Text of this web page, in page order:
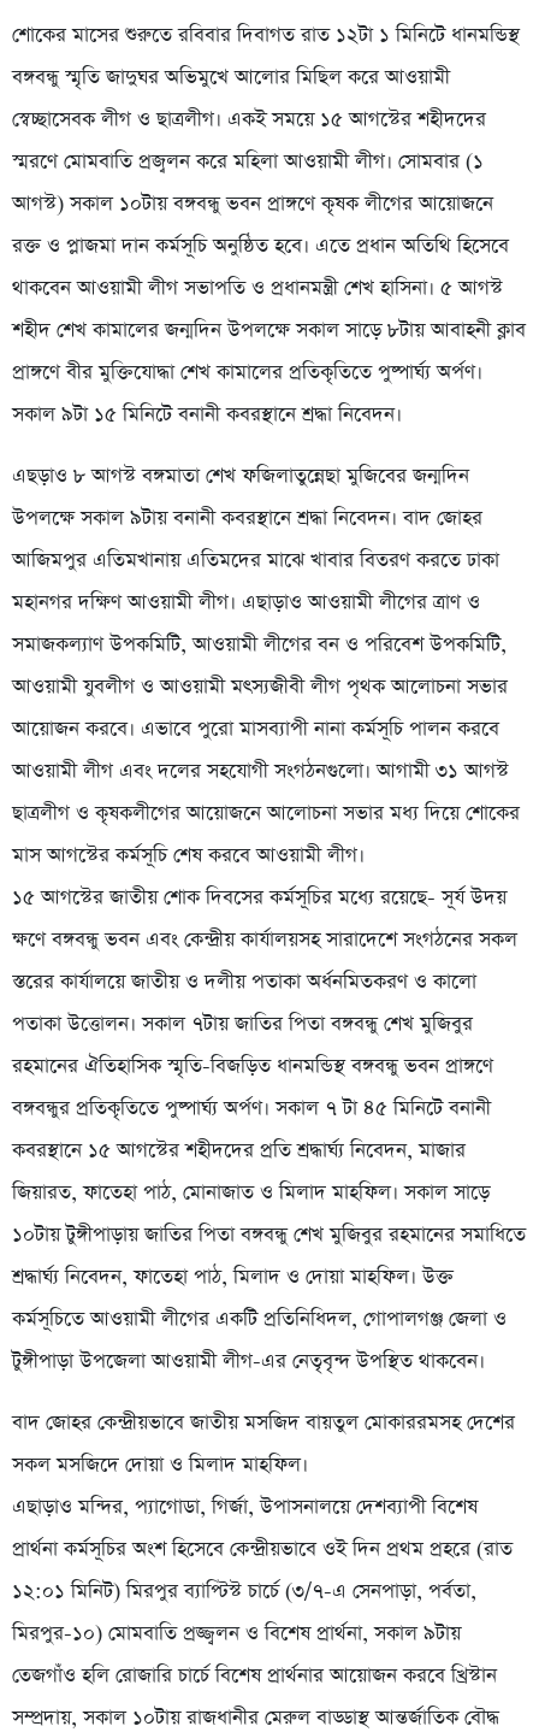
শোকের মাসের শুরুতে রবিবার দিবাগত রাত ১২টা ১ মিনিটে ধানমন্ডিস্থ
বঙ্গবন্ধু স্মৃতি জাদুঘর অভিমুখে আলোর মিছিল করে আওয়ামী
স্বেচ্ছাসেবক লীগ ও ছাত্রলীগ। একই সময়ে ১৫ আগস্টের শহীদদের
স্মরণে মোমবাতি প্রজ্বলন করে মহিলা আওয়ামী লীগ। সোমবার (১
আগস্ট) সকাল ১০টায় বঙ্গবন্ধু ভবন প্রাঙ্গণে কৃষক লীগের আয়োজনে
রক্ত ও প্লাজমা দান কর্মসূচি অনুষ্ঠিত হবে। এতে প্রধান অতিথি হিসেবে
থাকবেন আওয়ামী লীগ সভাপতি ও প্রধানমন্ত্রী শেখ হাসিনা। ৫ আগস্ট
শহীদ শেখ কামালের জন্মদিন উপলক্ষে সকাল সাড়ে ৮টায় আবাহনী ক্লাব
প্রাঙ্গণে বীর মুক্তিযোদ্ধা শেখ কামালের প্রতিকৃতিতে পুষ্পার্ঘ্য অর্পণ।
সকাল ৯টা ১৫ মিনিটে বনানী কবরস্থানে শ্রদ্ধা নিবেদন।
এছড়াও ৮ আগস্ট বঙ্গমাতা শেখ ফজিলাতুন্নেছা মুজিবের জন্মদিন
উপলক্ষে সকাল ৯টায় বনানী কবরস্থানে শ্রদ্ধা নিবেদন। বাদ জোহর
আজিমপুর এতিমখানায় এতিমদের মাঝে খাবার বিতরণ করতে ঢাকা
মহানগর দক্ষিণ আওয়ামী লীগ। এছাড়াও আওয়ামী লীগের ত্রাণ ও
সমাজকল্যাণ উপকমিটি, আওয়ামী লীগের বন ও পরিবেশ উপকমিটি,
আওয়ামী যুবলীগ ও আওয়ামী মৎস্যজীবী লীগ পৃথক আলোচনা সভার
আয়োজন করবে। এভাবে পুরো মাসব্যাপী নানা কর্মসূচি পালন করবে
আওয়ামী লীগ এবং দলের সহযোগী সংগঠনগুলো। আগামী ৩১ আগস্ট
ছাত্রলীগ ও কৃষকলীগের আয়োজনে আলোচনা সভার মধ্য দিয়ে শোকের
মাস আগস্টের কর্মসূচি শেষ করবে আওয়ামী লীগ।
১৫ আগস্টের জাতীয় শোক দিবসের কর্মসূচির মধ্যে রয়েছে- সূর্য উদয়
ক্ষণে বঙ্গবন্ধু ভবন এবং কেন্দ্রীয় কার্যালয়সহ সারাদেশে সংগঠনের সকল
স্তরের কার্যালয়ে জাতীয় ও দলীয় পতাকা অর্ধনমিতকরণ ও কালো
পতাকা উত্তোলন। সকাল ৭টায় জাতির পিতা বঙ্গবন্ধু শেখ মুজিবুর
রহমানের ঐতিহাসিক স্মৃতি-বিজড়িত ধানমন্ডিস্থ বঙ্গবন্ধু ভবন প্রাঙ্গণে
বঙ্গবন্ধুর প্রতিকৃতিতে পুষ্পার্ঘ্য অর্পণ। সকাল ৭ টা ৪৫ মিনিটে বনানী
কবরস্থানে ১৫ আগস্টের শহীদদের প্রতি শ্রদ্ধার্ঘ্য নিবেদন, মাজার
জিয়ারত, ফাতেহা পাঠ, মোনাজাত ও মিলাদ মাহফিল। সকাল সাড়ে
১০টায় টুঙ্গীপাড়ায় জাতির পিতা বঙ্গবন্ধু শেখ মুজিবুর রহমানের সমাধিতে
শ্রদ্ধার্ঘ্য নিবেদন, ফাতেহা পাঠ, মিলাদ ও দোয়া মাহফিল। উক্ত
কর্মসূচিতে আওয়ামী লীগের একটি প্রতিনিধিদল, গোপালগঞ্জ জেলা ও
টুঙ্গীপাড়া উপজেলা আওয়ামী লীগ-এর নেতৃবৃন্দ উপস্থিত থাকবেন।
বাদ জোহর কেন্দ্রীয়ভাবে জাতীয় মসজিদ বায়তুল মোকাররমসহ দেশের
সকল মসজিদে দোয়া ও মিলাদ মাহফিল।
এছাড়াও মন্দির, প্যাগোডা, গির্জা, উপাসনালয়ে দেশব্যাপী বিশেষ
প্রার্থনা কর্মসূচির অংশ হিসেবে কেন্দ্রীয়ভাবে ওই দিন প্রথম প্রহরে (রাত
১২:০১ মিনিট) মিরপুর ব্যাপ্টিস্ট চার্চে (৩/৭-এ সেনপাড়া, পর্বতা,
মিরপুর-১০) মোমবাতি প্রজ্জ্বলন ও বিশেষ প্রার্থনা, সকাল ৯টায়
তেজগাঁও হলি রোজারি চার্চে বিশেষ প্রার্থনার আয়োজন করবে খ্রিস্টান
সম্প্রদায়, সকাল ১০টায় রাজধানীর মেরুল বাড্ডাস্থ আন্তর্জাতিক বৌদ্ধ